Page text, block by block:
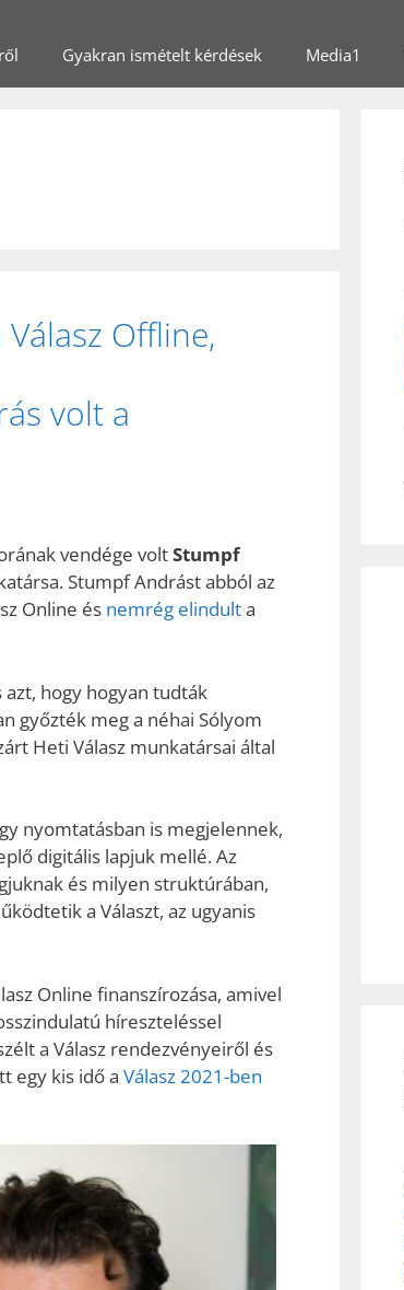
Gyakran ismételt kérdések Media1
Offline,
volt a
vendége voltStumpf
Stumpf Andrást abból az
Online és nemrég elindulta
hogy hogyan tudták
győzték meg a néhai Sólyom
Heti Válasz munkatársai által
nyomtatásban is megjelennek,
digitális lapjuk mellé. Az
és milyen struktúrában,
a Választ, az ugyanis
Online finanszírozása, amivel
híreszteléssel
a Válasz rendezvényeiről és
egy kis idő a Válasz 2021-ben